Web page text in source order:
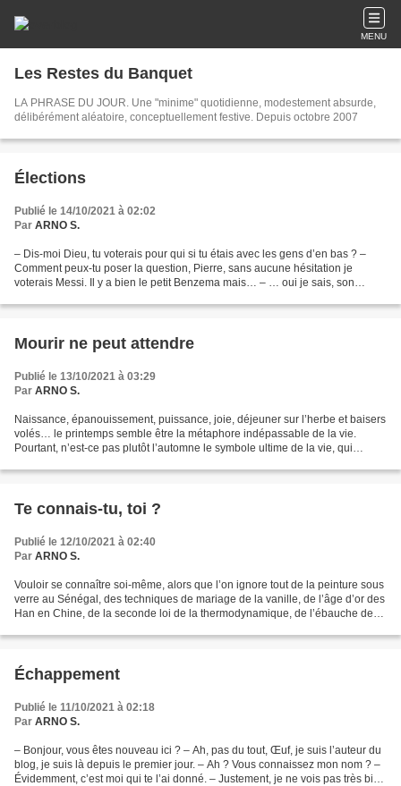
MENU
Les Restes du Banquet
LA PHRASE DU JOUR. Une "minime" quotidienne, modestement absurde,
délibérément aléatoire, conceptuellement festive. Depuis octobre 2007
Élections
Publié le 14/10/2021 à 02:02
Par ARNO S.
– Dis-moi Dieu, tu voterais pour qui si tu étais avec les gens d’en bas ? –
Comment peux-tu poser la question, Pierre, sans aucune hésitation je
voterais Messi. Il y a bien le petit Benzema mais… – … oui je sais, son
Mourir ne peut attendre
Publié le 13/10/2021 à 03:29
Par ARNO S.
Naissance, épanouissement, puissance, joie, déjeuner sur l’herbe et baisers
volés… le printemps semble être la métaphore indépassable de la vie.
Pourtant, n’est-ce pas plutôt l’automne le symbole ultime de la vie, qui
Te connais-tu, toi ?
Publié le 12/10/2021 à 02:40
Par ARNO S.
Vouloir se connaître soi-même, alors que l’on ignore tout de la peinture sous
verre au Sénégal, des techniques de mariage de la vanille, de l’âge d’or des
Han en Chine, de la seconde loi de la thermodynamique, de l’ébauche de
Échappement
Publié le 11/10/2021 à 02:18
Par ARNO S.
– Bonjour, vous êtes nouveau ici ? – Ah, pas du tout, Œuf, je suis l’auteur du
blog, je suis là depuis le premier jour. – Ah ? Vous connaissez mon nom ? –
Évidemment, c’est moi qui te l’ai donné. – Justement, je ne vois pas très bien